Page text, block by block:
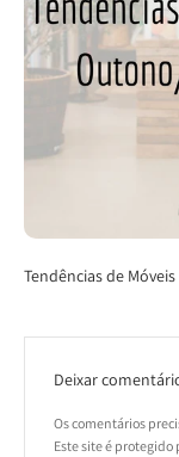
Tendências de
Deixar
Os comentários
Este site é protegido